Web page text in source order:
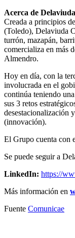
Acerca de
Creada a principios
(Toledo), Delaviuda
turrón, mazapán,
comercializa en más
Almendro.
Hoy en día, con la
involucrada en el
continúa teniendo
sus 3 retos
desestacionalización
(innovación).
El Grupo cuenta con
Se puede seguir a
LinkedIn: https://
Más información en
Fuente Comunicae